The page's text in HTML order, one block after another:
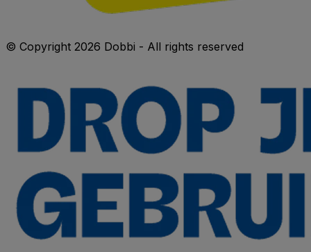
© Copyright 2026 Dobbi - All rights reserved